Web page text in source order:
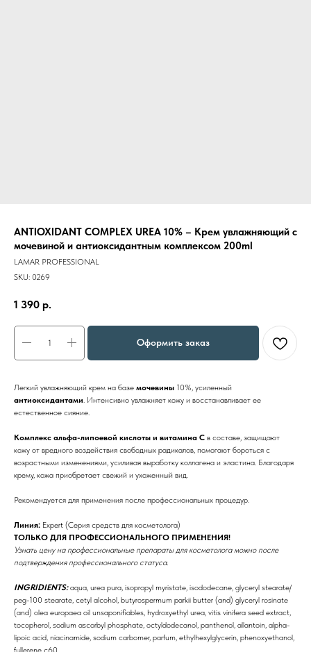
ANTIOXIDANT COMPLEX UREA 10% – Крем увлажняющий с
мочевиной и антиоксидантным комплексом 200ml
LAMAR PROFESSIONAL
SKU: 0269
1 390 р.
Оформить заказ
Легкий увлажняющий крем на базе мочевины 10%, усиленный
антиоксидантами. Интенсивно увлажняет кожу и восстанавливает ее
естественное сияние.
Комплекс альфа-липоевой кислоты и витамина С в составе, защищают
кожу от вредного воздействия свободных радикалов, помогают бороться с
возрастными изменениями, усиливая выработку коллагена и эластина. Благодаря
крему, кожа приобретает свежий и ухоженный вид.
Рекомендуется для применения после профессиональных процедур.
Линия: Expert (Серия средств для косметолога)
ТОЛЬКО ДЛЯ ПРОФЕССИОНАЛЬНОГО ПРИМЕНЕНИЯ!
Узнать цену на профессиональные препараты для косметолога можно после
подтверждения профессионального статуса.
INGRIDIENTS:aqua, urea pura, isopropyl myristate, isododecane, glyceryl stearate/
peg-100 stearate, cetyl alcohol, butyrospermum parkii butter (and) glyceryl rosinate
(and) olea europaea oil unsaponifiables, hydroxyethyl urea, vitis vinifera seed extract,
tocopherol, sodium ascorbyl phosphate, octyldodecanol, panthenol, allantoin, alpha-
lipoic acid, niacinamide, sodium carbomer, parfum, ethylhexylglycerin, phenoxyethanol,
fullerene c60.